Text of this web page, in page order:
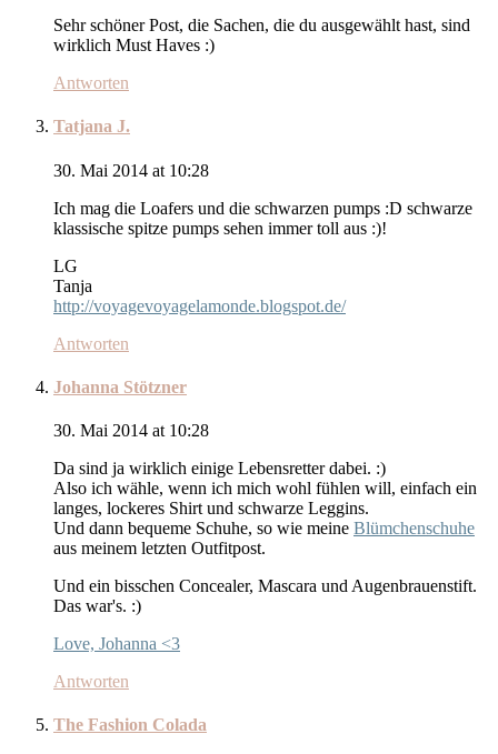
Sehr schöner Post, die Sachen, die du ausgewählt hast, sind
wirklich Must Haves :)
Antworten
Tatjana J.
30. Mai 2014 at 10:28
Ich mag die Loafers und die schwarzen pumps :D schwarze
klassische spitze pumps sehen immer toll aus :)!
LG
Tanja
http://voyagevoyagelamonde.blogspot.de/
Antworten
Johanna Stötzner
30. Mai 2014 at 10:28
Da sind ja wirklich einige Lebensretter dabei. :)
Also ich wähle, wenn ich mich wohl fühlen will, einfach ein
langes, lockeres Shirt und schwarze Leggins.
Und dann bequeme Schuhe, so wie meine Blümchenschuhe
aus meinem letzten Outfitpost.
Und ein bisschen Concealer, Mascara und Augenbrauenstift.
Das war's. :)
Love, Johanna <3
Antworten
The Fashion Colada